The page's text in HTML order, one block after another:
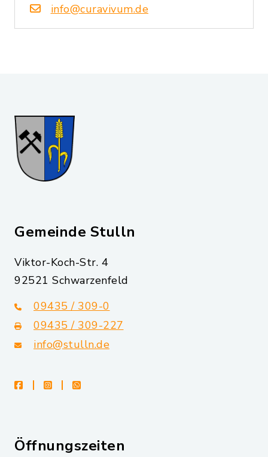
info@curavivum.de
Gemeinde Stulln
Viktor-Koch-Str. 4
92521 Schwarzenfeld
09435 / 309-0
09435 / 309-227
info@stulln.de
facebookinstagramwhatsapp
Öffnungszeiten